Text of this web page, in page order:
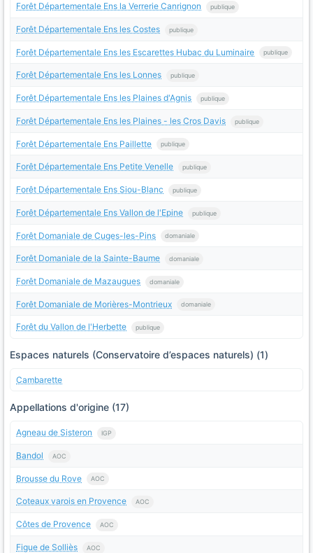
Forêt Départementale Ens la Verrerie Canrignon publique
Forêt Départementale Ens les Costes publique
Forêt Départementale Ens les Escarettes Hubac du Luminaire publique
Forêt Départementale Ens les Lonnes publique
Forêt Départementale Ens les Plaines d'Agnis publique
Forêt Départementale Ens les Plaines - les Cros Davis publique
Forêt Départementale Ens Paillette publique
Forêt Départementale Ens Petite Venelle publique
Forêt Départementale Ens Siou-Blanc publique
Forêt Départementale Ens Vallon de l'Epine publique
Forêt Domaniale de Cuges-les-Pins domaniale
Forêt Domaniale de la Sainte-Baume domaniale
Forêt Domaniale de Mazaugues domaniale
Forêt Domaniale de Morières-Montrieux domaniale
Forêt du Vallon de l'Herbette publique
Espaces naturels (Conservatoire d’espaces naturels) (1)
Cambarette
Appellations d'origine (17)
Agneau de Sisteron IGP
Bandol AOC
Brousse du Rove AOC
Coteaux varois en Provence AOC
Côtes de Provence AOC
Figue de Solliès AOC